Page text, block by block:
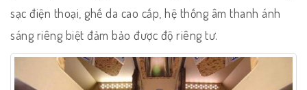
sạc điện thoại, ghế da cao cấp, hệ thống âm thanh ánh
sáng riêng biệt đảm bảo được độ riêng tư.